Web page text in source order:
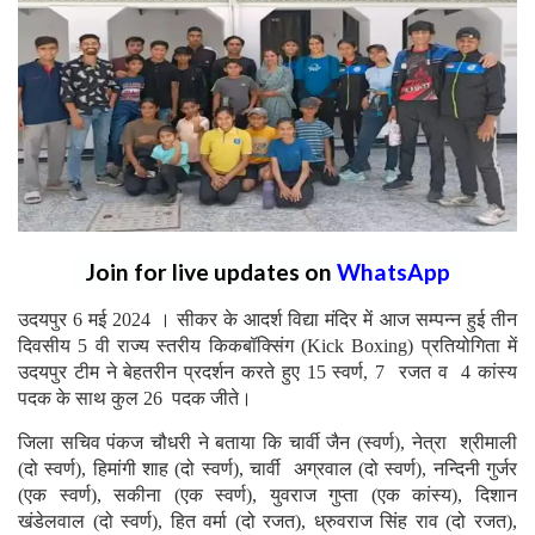
Join for live updates on WhatsApp
उदयपुर 6 मई 2024 । सीकर के आदर्श विद्या मंदिर में आज सम्पन्न हुई तीन
दिवसीय 5 वी राज्य स्तरीय किकबॉक्सिंग (Kick Boxing) प्रतियोगिता में
उदयपुर टीम ने बेहतरीन प्रदर्शन करते हुए 15 स्वर्ण, 7 रजत व 4 कांस्य
पदक के साथ कुल 26 पदक जीते।
जिला सचिव पंकज चौधरी ने बताया कि चार्वी जैन (स्वर्ण), नेत्रा श्रीमाली
(दो स्वर्ण), हिमांगी शाह (दो स्वर्ण), चार्वी अग्रवाल (दो स्वर्ण), नन्दिनी गुर्जर
(एक स्वर्ण), सकीना (एक स्वर्ण), युवराज गुप्ता (एक कांस्य), दिशान
खंडेलवाल (दो स्वर्ण), हित वर्मा (दो रजत), ध्रुवराज सिंह राव (दो रजत),